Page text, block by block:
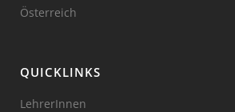
Österreich
QUICKLINKS
LehrerInnen